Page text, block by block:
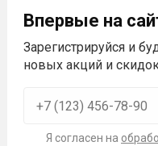
Впервые на
Зарегистрируйся и
новых акций и
Я согласен на